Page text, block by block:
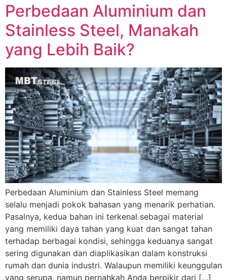
Perbedaan Aluminium dan
Stainless Steel, Manakah
yang Lebih Baik?
Perbedaan Aluminium dan Stainless Steel memang
selalu menjadi pokok bahasan yang menarik perhatian.
Pasalnya, kedua bahan ini terkenal sebagai material
yang memiliki daya tahan yang kuat dan sangat tahan
terhadap berbagai kondisi, sehingga keduanya sangat
sering digunakan dan diaplikasikan dalam konstruksi
rumah dan dunia industri. Walaupun memiliki keunggulan
yang serupa, namun pernahkah Anda berpikir dari […]